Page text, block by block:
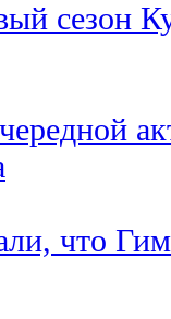
сезон
что